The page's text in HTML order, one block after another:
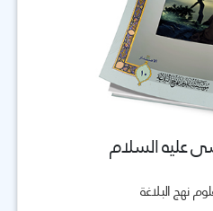
عليه السلام
نهج البلاغة